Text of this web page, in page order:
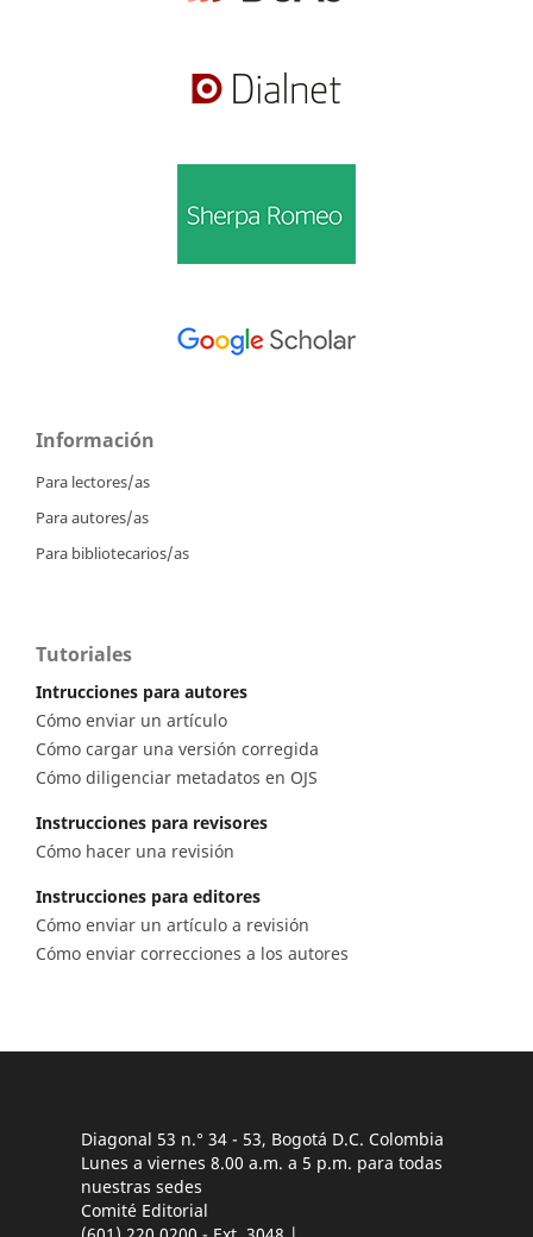
Información
Para lectores/as
Para autores/as
Para bibliotecarios/as
Tutoriales
Intrucciones para autores
Cómo enviar un artículo
Cómo cargar una versión corregida
Cómo diligenciar metadatos en OJS
Instrucciones para revisores
Cómo hacer una revisión
Instrucciones para editores
Cómo enviar un artículo a revisión
Cómo enviar correcciones a los autores
Diagonal 53 n.° 34 - 53, Bogotá D.C. Colombia
Lunes a viernes 8.00 a.m. a 5 p.m. para todas
nuestras sedes
Comité Editorial